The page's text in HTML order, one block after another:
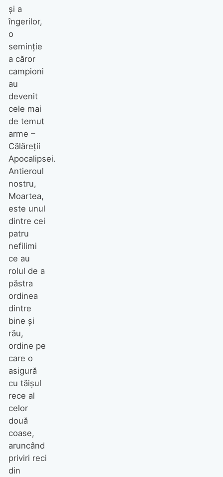
și a
îngerilor,
o
seminție
a căror
campioni
au
devenit
cele mai
de temut
arme –
Călăreții
Apocalipsei.
Antieroul
nostru,
Moartea,
este unul
dintre cei
patru
nefilimi
ce au
rolul de a
păstra
ordinea
dintre
bine şi
rău,
ordine pe
care o
asigură
cu tăişul
rece al
celor
două
coase,
aruncând
priviri reci
din